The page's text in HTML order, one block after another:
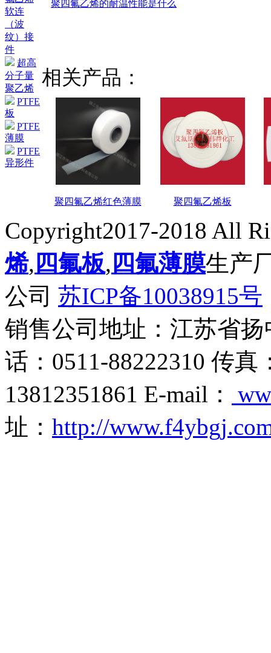
软连
（波
纹）接
件
超高
分子量
聚乙烯
PTFE
板
PTFE
薄膜
PTFE
异形件
聚四氟乙烯的耐温性能是什么
相关产品：
聚四氟乙烯红色薄膜 聚四氟乙烯板
Copyright2017-2018 All
烯, 四氟板, 四氟薄膜生产
公司 苏ICP备10038915号
销售公司地址：江苏省
话：0511-88222310 传真
13812351861 E-mail：
址： http://